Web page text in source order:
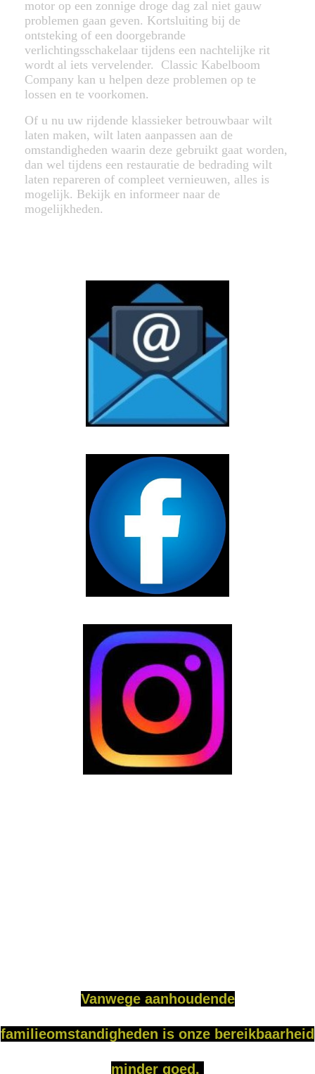
motor op een zonnige droge dag zal niet gauw
problemen gaan geven. Kortsluiting bij de
ontsteking of een doorgebrande
verlichtingsschakelaar tijdens een nachtelijke rit
wordt al iets vervelender. Classic Kabelboom
Company kan u helpen deze problemen op te
lossen en te voorkomen.
Of u nu uw rijdende klassieker betrouwbaar wilt
laten maken, wilt laten aanpassen aan de
omstandigheden waarin deze gebruikt gaat worden,
dan wel tijdens een restauratie de bedrading wilt
laten repareren of compleet vernieuwen, alles is
mogelijk. Bekijk en informeer naar de
mogelijkheden.
Vanwegeaanhoudende
familieomstandigheden is onze bereikbaarheid
minder goed.